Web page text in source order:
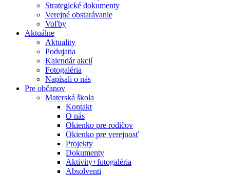
Strategické dokumenty
Verejné obstarávanie
Voľby
Aktuálne
Aktuality
Podujatia
Kalendár akcií
Fotogaléria
Napísali o nás
Pre občanov
Materská škola
Kontakt
O nás
Okienko pre rodičov
Okienko pre verejnosť
Projekty
Dokumenty
Aktivity+fotogaléria
Absolventi